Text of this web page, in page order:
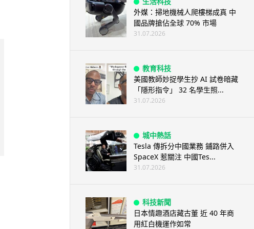
外媒：掃地機械人爬樓梯成真 中
國品牌搶佔全球 70% 市場
31.07.2026
教育科技
美國教師妙捉學生抄 AI 試卷暗藏
「隱形指令」 32 名學生照...
31.07.2026
城中熱話
Tesla 傳拆分中國業務 鋪路併入
SpaceX 惹關注 中國Tes...
31.07.2026
科技新聞
日本情趣酒店藏古董 近 40 年商
用紅白機運作如常